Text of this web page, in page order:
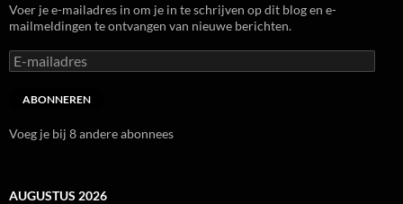
Voer je e-mailadres in om je in te schrijven op dit blog en e-
mailmeldingen te ontvangen van nieuwe berichten.
E-
mailadres
ABONNEREN
Voeg je bij 8 andere abonnees
AUGUSTUS 2026